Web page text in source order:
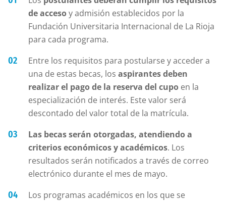
de accesoy admisión establecidos por la
Fundación Universitaria Internacional de La Rioja
para cada programa.
Entre los requisitos para postularse y acceder a
una de estas becas, los aspirantes deben
realizar el pago de la reserva del cupo en la
especialización de interés. Este valor será
descontado del valor total de la matrícula.
Las becas serán otorgadas, atendiendo a
criterios económicos y académicos. Los
resultados serán notificados a través de correo
electrónico durante el mes de mayo.
Los programas académicos en los que se